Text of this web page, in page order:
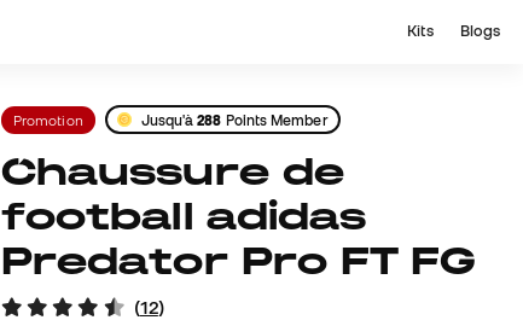
Kits Blogs
Promotion Jusqu'à288 Points Member
Chaussure de
football adidas
Predator Pro FT FG
(12)